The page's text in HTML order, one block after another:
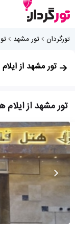
تورگردان تور مشهد
تور مشهد از ایلام
تور مشهد از